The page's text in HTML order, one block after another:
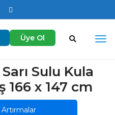
Üye Ol
Sulu Kula
166 x 147 cm